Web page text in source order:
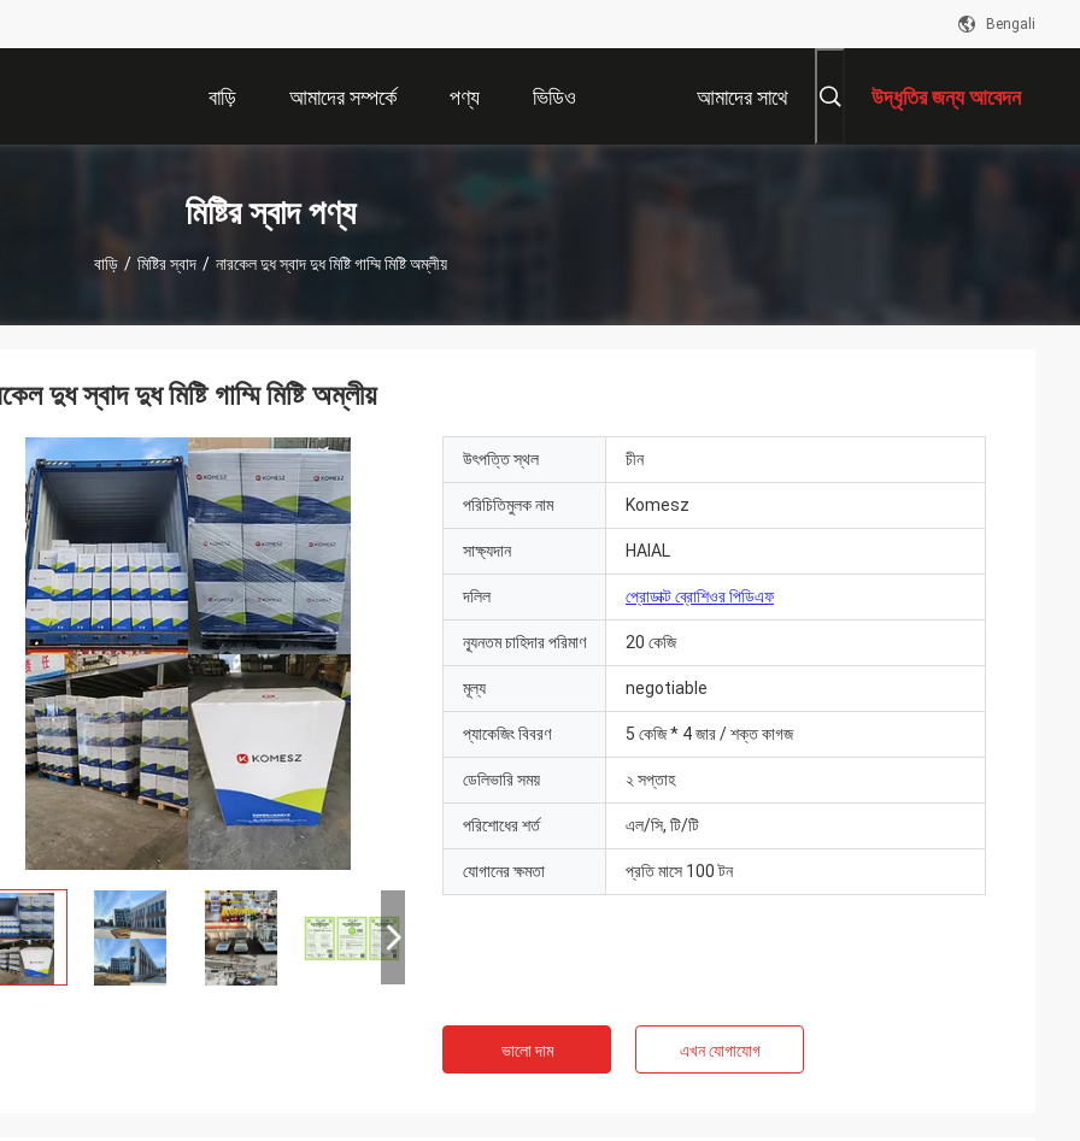
Bengali
বাড়ি আমাদের সম্পর্কে পণ্য ভিডিও আমাদের সাথে উদ্ধৃতির জন্য আবেদন
মিষ্টির স্বাদ পণ্য
বাড়ি / মিষ্টির স্বাদ / নারকেল দুধ স্বাদ দুধ মিষ্টি গাম্মি মিষ্টি অম্লীয়
দুধ স্বাদ দুধ মিষ্টি গাম্মি মিষ্টি অম্লীয়
উৎপত্তি স্থল চীন
পরিচিতিমুলক নাম Komesz
সাক্ষ্যদান HAlAL
দলিল প্রোডাক্ট ব্রোশিওর পিডিএফ
ন্যূনতম চাহিদার পরিমাণ 20 কেজি
মূল্য negotiable
প্যাকেজিং বিবরণ 5 কেজি * 4 জার / শক্ত কাগজ
ডেলিভারি সময় ২ সপ্তাহ
পরিশোধের শর্ত এল/সি, টি/টি
যোগানের ক্ষমতা প্রতি মাসে 100 টন
ভালো দাম এখন যোগাযোগ